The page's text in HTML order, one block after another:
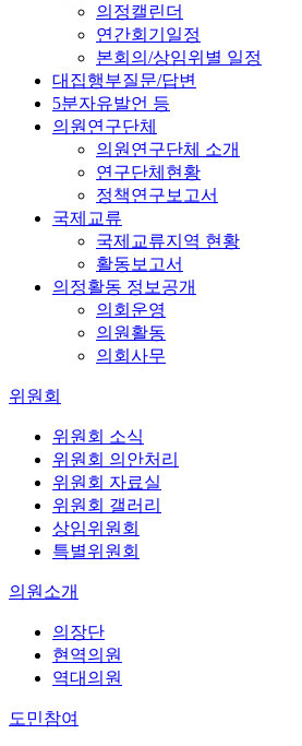
의정캘린더
연간회기일정
본회의/상임위별 일정
대집행부질문/답변
5분자유발언 등
의원연구단체
의원연구단체 소개
연구단체현황
정책연구보고서
국제교류
국제교류지역 현황
활동보고서
의정활동 정보공개
의회운영
의원활동
의회사무
위원회
위원회 소식
위원회 의안처리
위원회 자료실
위원회 갤러리
상임위원회
특별위원회
의원소개
의장단
현역의원
역대의원
도민참여